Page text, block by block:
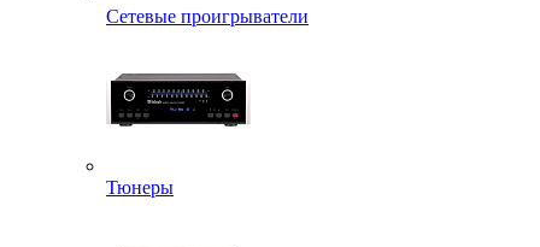
Сетевые проигрыватели
Тюнеры